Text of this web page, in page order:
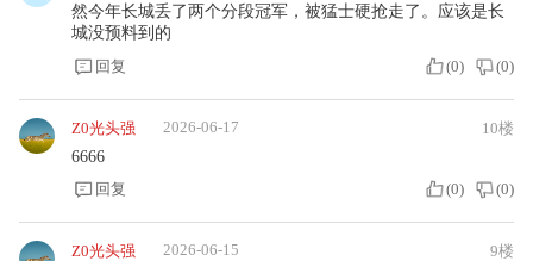
然今年长城丢了两个分段冠军，被猛士硬抢走了。应该是长
城没预料到的
回复
(0) (0)
Z0光头强 2026-06-17
10楼
6666
回复
(0) (0)
Z0光头强 2026-06-15
9楼